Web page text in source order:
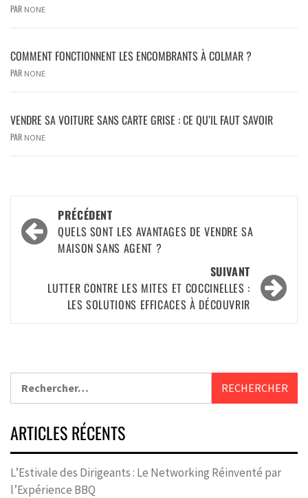
PAR NONE
COMMENT FONCTIONNENT LES ENCOMBRANTS À COLMAR ?
PAR NONE
VENDRE SA VOITURE SANS CARTE GRISE : CE QU’IL FAUT SAVOIR
PAR NONE
PRÉCÉDENT
QUELS SONT LES AVANTAGES DE VENDRE SA
MAISON SANS AGENT ?
SUIVANT
LUTTER CONTRE LES MITES ET COCCINELLES :
LES SOLUTIONS EFFICACES À DÉCOUVRIR
ARTICLES RÉCENTS
L’Estivale des Dirigeants : Le Networking Réinventé par
l’Expérience BBQ